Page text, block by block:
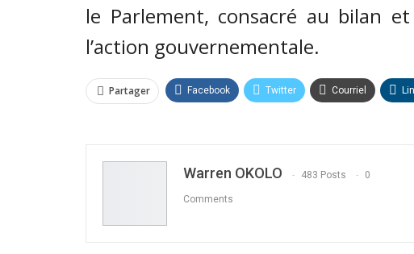
le Parlement, consacré au bilan
l’action gouvernementale.
Partager Facebook Twitter Courriel
Warren OKOLO 483 Posts 0
Comments